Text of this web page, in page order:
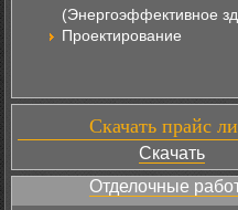
(Энергоэффективное
Проектирование
Скачать прайс
Скачать
Отделочные